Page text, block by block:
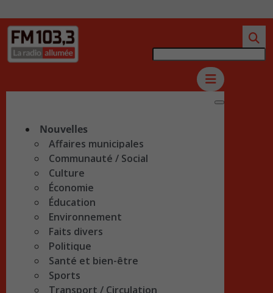
Nouvelles
Affaires municipales
Communauté / Social
Culture
Économie
Éducation
Environnement
Faits divers
Politique
Santé et bien-être
Sports
Transport / Circulation